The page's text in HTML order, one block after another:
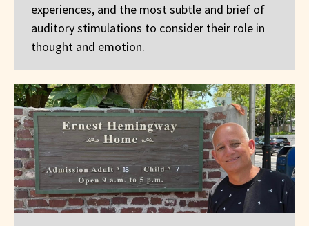
experiences, and the most subtle and brief of
auditory stimulations to consider their role in
thought and emotion.